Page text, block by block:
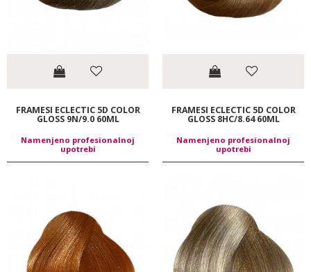
FRAMESI ECLECTIC 5D COLOR
GLOSS 9N/9.0 60ML
Namenjeno profesionalnoj
upotrebi
FRAMESI ECLECTIC 5D COLOR
GLOSS 8HC/8.64 60ML
Namenjeno profesionalnoj
upotrebi